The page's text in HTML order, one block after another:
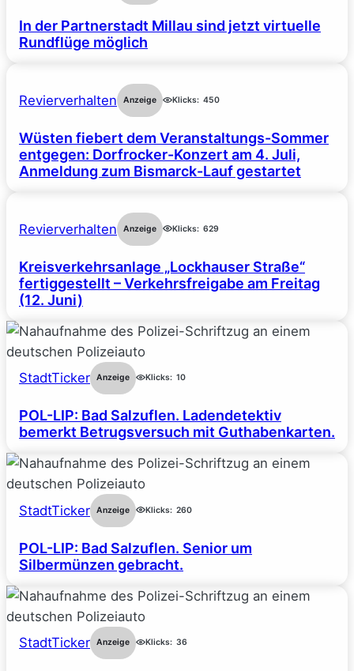
In der Partnerstadt Millau sind jetzt virtuelle
Rundflüge möglich
Revierverhalten Anzeige Klicks: 450
Wüsten fiebert dem Veranstaltungs-Sommer
entgegen: Dorfrocker-Konzert am 4. Juli,
Anmeldung zum Bismarck-Lauf gestartet
Revierverhalten Anzeige Klicks: 629
Kreisverkehrsanlage „Lockhauser Straße“
fertiggestellt – Verkehrsfreigabe am Freitag
(12. Juni)
StadtTicker Anzeige Klicks: 10
POL-LIP: Bad Salzuflen. Ladendetektiv
bemerkt Betrugsversuch mit Guthabenkarten.
StadtTicker Anzeige Klicks: 260
POL-LIP: Bad Salzuflen. Senior um
Silbermünzen gebracht.
StadtTicker Anzeige Klicks: 36